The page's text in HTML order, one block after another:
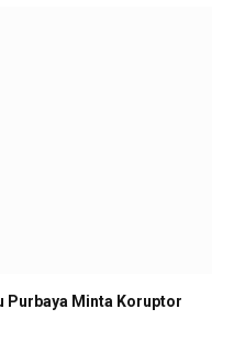
Purbaya Minta Koruptor